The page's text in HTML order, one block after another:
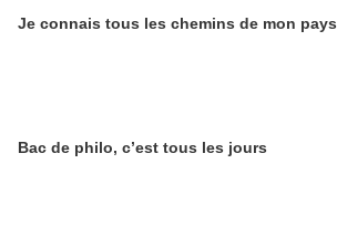
Je connais tous les chemins de mon pays
Bac de philo, c’est tous les jours